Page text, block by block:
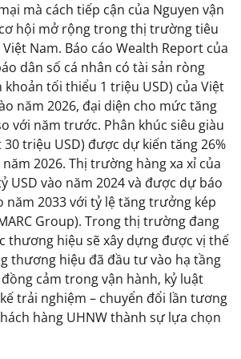
mà cách tiếp cận của Nguyen vận
hội mở rộng trong thị trường tiêu
Nam. Báo cáo Wealth Report của
dân số cá nhân có tài sản ròng
khoản tối thiểu 1 triệu USD) của Việt
năm 2026, đại diện cho mức tăng
với năm trước. Phân khúc siêu giàu
triệu USD) được dự kiến tăng 26%
2026. Thị trường hàng xa xỉ của
USD vào năm 2024 và được dự báo
năm 2033 với tỷ lệ tăng trưởng kép
Group). Trong thị trường đang
thương hiệu sẽ xây dựng được vị thế
thương hiệu đã đầu tư vào hạ tầng
cảm trong vận hành, kỷ luật
trải nghiệm – chuyển đổi lần tương
hàng UHNW thành sự lựa chọn